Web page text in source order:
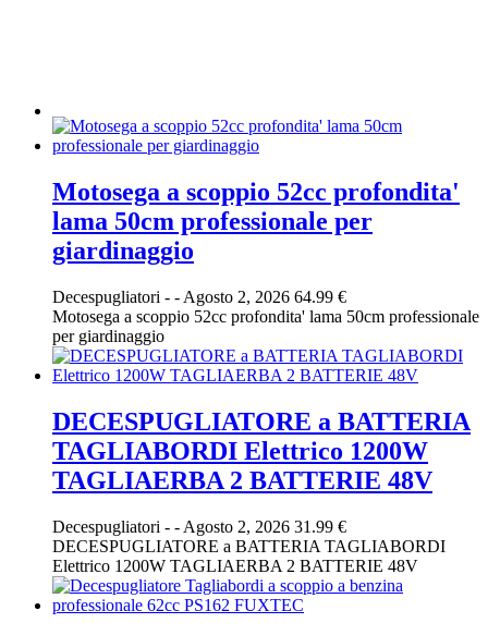
Motosega a scoppio 52cc profondita'
lama 50cm professionale per
giardinaggio
Decespugliatori - - Agosto 2, 2026 64.99 €
Motosega a scoppio 52cc profondita' lama 50cm professionale
per giardinaggio
DECESPUGLIATORE a BATTERIA
TAGLIABORDI Elettrico 1200W
TAGLIAERBA 2 BATTERIE 48V
Decespugliatori - - Agosto 2, 2026 31.99 €
DECESPUGLIATORE a BATTERIA TAGLIABORDI
Elettrico 1200W TAGLIAERBA 2 BATTERIE 48V